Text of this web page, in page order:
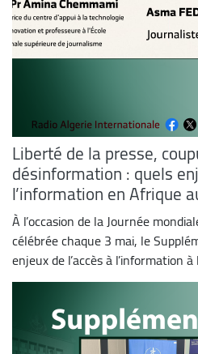
Liberté de la presse,
désinformation : quels
l’information en Afrique
À l’occasion de la Journée
célébrée chaque 3 mai, le
enjeux de l’accès à l’information à